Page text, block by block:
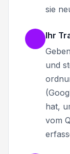
sie
Ihr
und
hat,
vom